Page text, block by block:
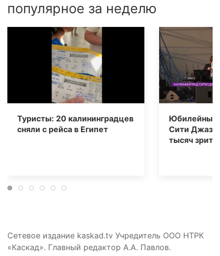
популярное за неделю
Туристы: 20 калининградцев
сняли с рейса в Египет
Юбилейный
Сити Джаз»
тысяч
Сетевое издание kaskad.tv Учредитель ООО НТРК
«Каскад». Главный редактор А.А. Павлов.